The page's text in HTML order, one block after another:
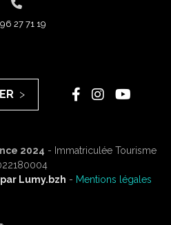
27 71 19
2024 - Immatriculée Tourisme
Lumy.bzh - Mentions légales